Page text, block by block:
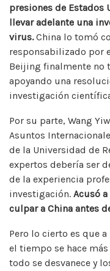
presiones de Estados
llevar adelante una
virus.China lo tomó
responsabilizado por
Beijing finalmente no
apoyando una
investigación
Por su parte, Wang
Asuntos
de la Universidad de
expertos debería ser
de la experiencia
investigación. Acusó
culpar a China antes
Pero lo cierto es que
el tiempo se hace
todo se desvanece y